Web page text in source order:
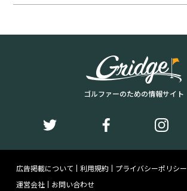
ゴルファーのための情報サイト
広告掲載について 利用規約 プライバシーポリシー
運営会社
お問い合わせ